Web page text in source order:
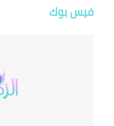
فيس بوك